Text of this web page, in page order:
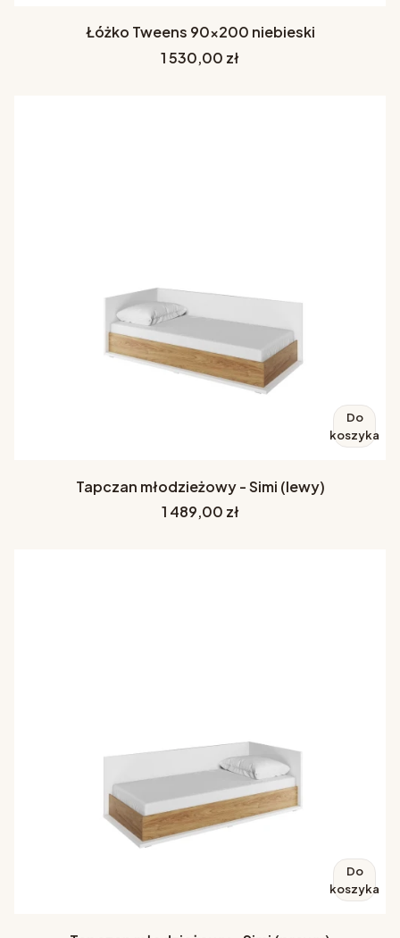
Łóżko Tweens 90x200 niebieski
Cena
1 530,00 zł
Do
koszyka
Tapczan młodzieżowy - Simi (lewy)
Cena
1 489,00 zł
Do
koszyka